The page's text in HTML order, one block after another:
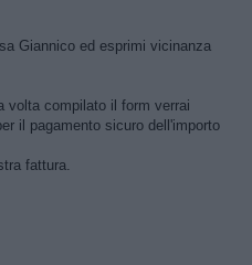
Giannico ed esprimi vicinanza
volta compilato il form verrai
il pagamento sicuro dell'importo
fattura.